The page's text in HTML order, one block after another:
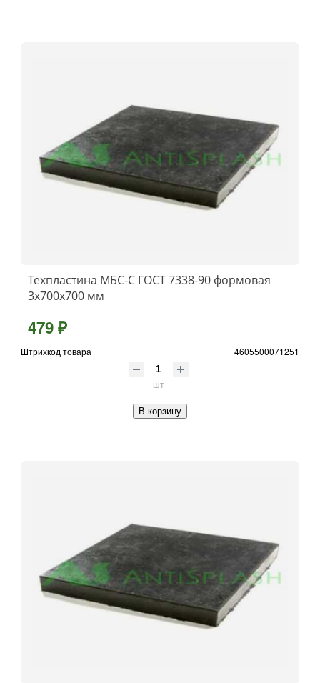
Техпластина МБС-C ГОСТ 7338-90 формовая
3x700х700 мм
479 ₽
Штрихкод товара 4605500071251
шт
В корзину